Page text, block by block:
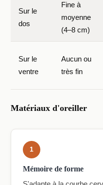
Sur le
dos
Fine à
moyenne
(4–8 cm)
Sur le
ventre
Aucun ou
très fin
Matériaux d'oreiller
1
Mémoire de forme